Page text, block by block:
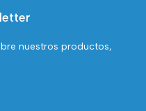
nuestros productos,